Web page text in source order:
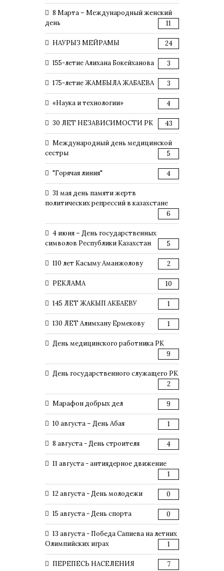
8 Марта – Международный женский
день
11
НАУРЫЗ МЕЙРАМЫ 24
155-летие Алихана Бокейханова 3
175-летие ЖАМБЫЛА ЖАБАЕВА 3
«Наука и технологии» 4
30 ЛЕТ НЕЗАВИСИМОСТИ РК 43
Международный день медицинской
сестры
5
"Горячая линия" 4
31 мая день памяти жертв
политических репрессий в казахстане
6
4 июня – День государственных
символов Республики Казахстан
5
110 лет Касыму Аманжолову 2
РЕКЛАМА 10
145 ЛЕТ ЖАКЫП АКБАЕВУ 1
130 ЛЕТ Алимхану Ермекову 1
День медицинского работника РК
9
День государственного служащего РК
2
Марафон добрых дел 9
10 августа – День Абая 1
8 августа - День строителя 4
11 августа - антиядерное движение
1
12 августа - День молодежи 0
15 августа - День спорта 0
13 августа - Победа Сапиева на летних
Олимпийских играх
1
ПЕРЕПЕСЬ НАСЕЛЕНИЯ 7